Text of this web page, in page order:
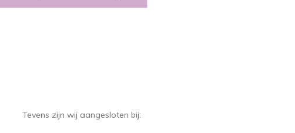
Tevens zijn wij aangesloten bij: